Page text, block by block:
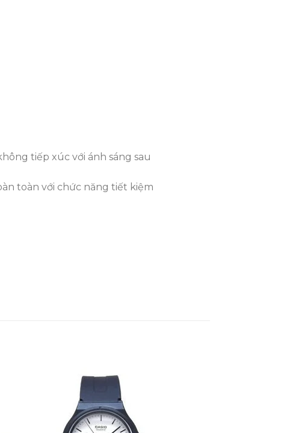
tiếp xúc với ánh sáng sau
toàn với chức năng tiết kiệm